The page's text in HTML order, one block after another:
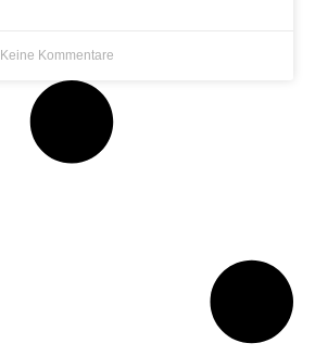
Keine Kommentare